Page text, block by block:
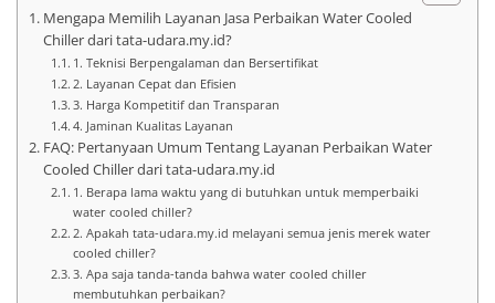
Mengapa Memilih Layanan Jasa Perbaikan Water Cooled
Chiller dari tata-udara.my.id?
1. Teknisi Berpengalaman dan Bersertifikat
2. Layanan Cepat dan Efisien
3. Harga Kompetitif dan Transparan
4. Jaminan Kualitas Layanan
FAQ: Pertanyaan Umum Tentang Layanan Perbaikan Water
Cooled Chiller dari tata-udara.my.id
1. Berapa lama waktu yang di butuhkan untuk memperbaiki
water cooled chiller?
2. Apakah tata-udara.my.id melayani semua jenis merek water
cooled chiller?
3. Apa saja tanda-tanda bahwa water cooled chiller
membutuhkan perbaikan?